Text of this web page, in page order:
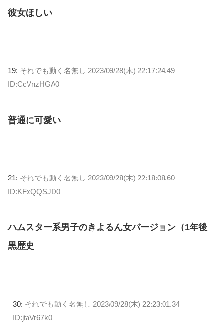
彼女ほしい
19: それでも動く名無し 2023/09/28(木) 22:17:24.49
ID:CcVnzHGA0
普通に可愛い
21: それでも動く名無し 2023/09/28(木) 22:18:08.60
ID:KFxQQSJD0
ハムスター系男子のきよるん女バージョン（1年後
黒歴史
30: それでも動く名無し 2023/09/28(木) 22:23:01.34
ID:jtaVr67k0